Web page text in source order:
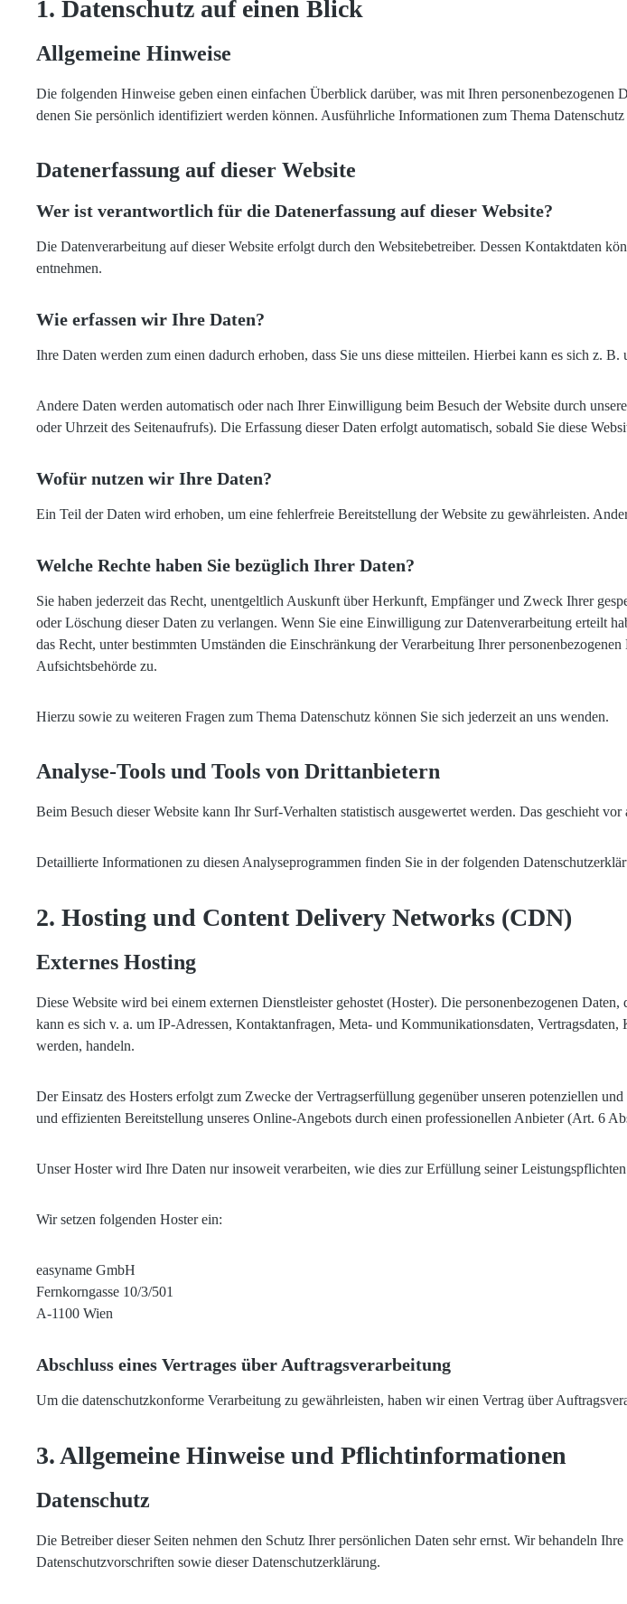
1. Datenschutz auf einen Blick
Allgemeine Hinweise
Die folgenden Hinweise geben einen einfachen Überblick darüber, was mit Ihren personenbezogenen
denen Sie persönlich identifiziert werden können. Ausführliche Informationen zum Thema
Datenerfassung auf dieser Website
Wer ist verantwortlich für die Datenerfassung auf dieser Website?
Die Datenverarbeitung auf dieser Website erfolgt durch den Websitebetreiber. Dessen Kontaktdaten
entnehmen.
Wie erfassen wir Ihre Daten?
Ihre Daten werden zum einen dadurch erhoben, dass Sie uns diese mitteilen. Hierbei kann es sich z.
Andere Daten werden automatisch oder nach Ihrer Einwilligung beim Besuch der Website durch
oder Uhrzeit des Seitenaufrufs). Die Erfassung dieser Daten erfolgt automatisch, sobald Sie diese
Wofür nutzen wir Ihre Daten?
Ein Teil der Daten wird erhoben, um eine fehlerfreie Bereitstellung der Website zu gewährleisten.
Welche Rechte haben Sie bezüglich Ihrer Daten?
Sie haben jederzeit das Recht, unentgeltlich Auskunft über Herkunft, Empfänger und Zweck Ihrer
oder Löschung dieser Daten zu verlangen. Wenn Sie eine Einwilligung zur Datenverarbeitung erteilt
das Recht, unter bestimmten Umständen die Einschränkung der Verarbeitung Ihrer
Aufsichtsbehörde zu.
Hierzu sowie zu weiteren Fragen zum Thema Datenschutz können Sie sich jederzeit an uns wenden.
Analyse-Tools und Tools von Dritt­anbietern
Beim Besuch dieser Website kann Ihr Surf-Verhalten statistisch ausgewertet werden. Das geschieht
Detaillierte Informationen zu diesen Analyseprogrammen finden Sie in der folgenden
2. Hosting und Content Delivery Networks (CDN)
Externes Hosting
Diese Website wird bei einem externen Dienstleister gehostet (Hoster). Die personenbezogenen
kann es sich v. a. um IP-Adressen, Kontaktanfragen, Meta- und Kommunikationsdaten,
werden, handeln.
Der Einsatz des Hosters erfolgt zum Zwecke der Vertragserfüllung gegenüber unseren potenziellen
und effizienten Bereitstellung unseres Online-Angebots durch einen professionellen Anbieter (Art. 6
Unser Hoster wird Ihre Daten nur insoweit verarbeiten, wie dies zur Erfüllung seiner
Wir setzen folgenden Hoster ein:
easyname GmbH
Fernkorngasse 10/3/501
A-1100 Wien
Abschluss eines Vertrages über Auftragsverarbeitung
Um die datenschutzkonforme Verarbeitung zu gewährleisten, haben wir einen Vertrag über
3. Allgemeine Hinweise und Pflicht­informationen
Datenschutz
Die Betreiber dieser Seiten nehmen den Schutz Ihrer persönlichen Daten sehr ernst. Wir behandeln
Datenschutzvorschriften sowie dieser Datenschutzerklärung.